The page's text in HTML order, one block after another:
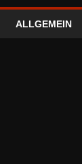
ALLGEMEIN